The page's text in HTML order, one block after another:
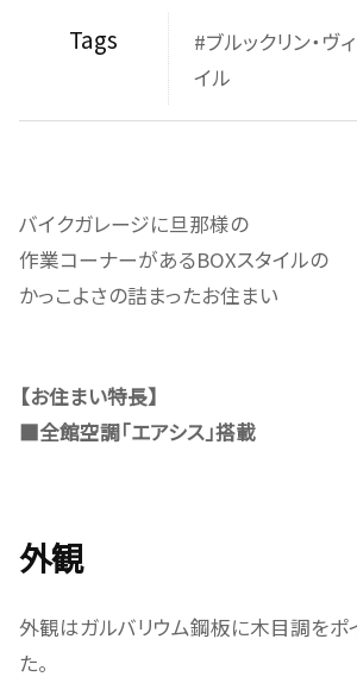
Tags
#ブルックリン・ヴ
イル
バイクガレージに旦那様の
作業コーナーがあるBOXスタイルの
かっこよさの詰まったお住まい
【お住まい特長】
■全館空調「エアシス」搭載
外観
外観はガルバリウム鋼板に木目調をポ
た。